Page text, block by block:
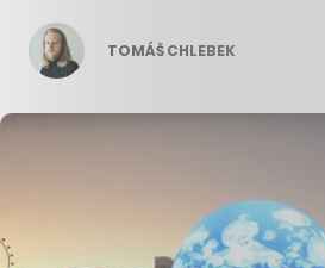
TOMÁŠ CHLEBEK